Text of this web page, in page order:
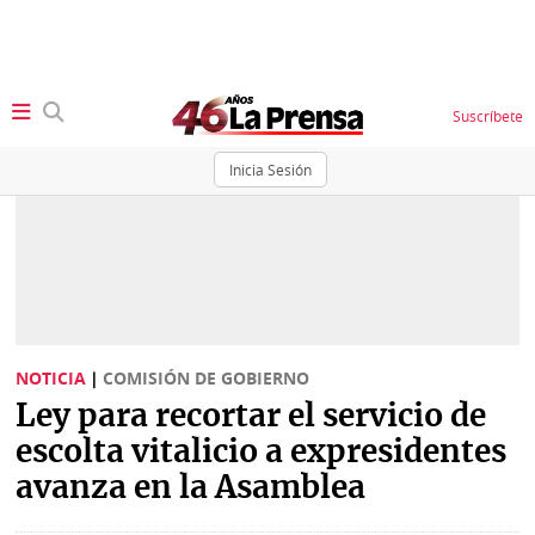
Inicia Sesión
Suscríbete
Sociedad
Judiciales
Política
Economía
Status
K
Vivir+
NOTICIA | COMISIÓN DE GOBIERNO
Ley para recortar el servicio de
escolta vitalicio a expresidentes
avanza en la Asamblea